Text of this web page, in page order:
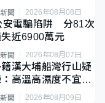
聞 2026年08月08日
安電騙陷阱 分81次
近6900萬元
聞 2026年08月07日
漢大埔船灣行山疑
高溫高濕度不宜遠
聞 2026年08月09日